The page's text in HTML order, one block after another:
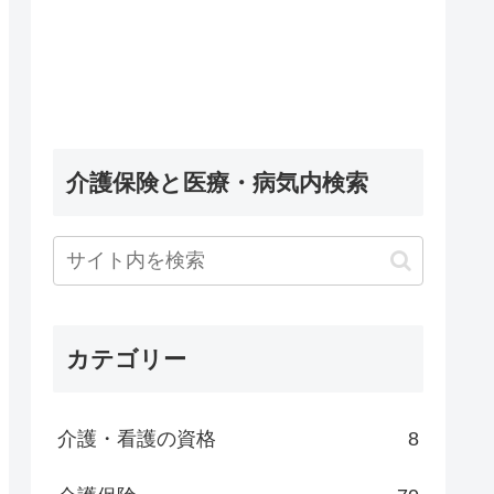
介護保険と医療・病気内検索
カテゴリー
介護・看護の資格 8